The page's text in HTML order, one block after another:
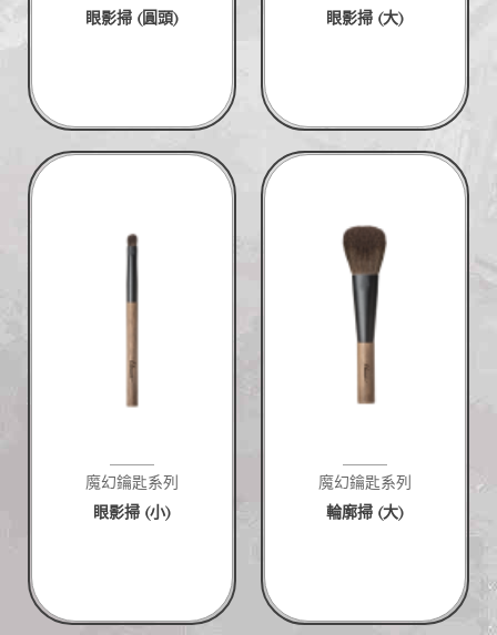
眼影掃 (圓頭)
眼影掃 (大)
魔幻鑰匙系列
眼影掃 (小)
魔幻鑰匙系列
輪廓掃 (大)